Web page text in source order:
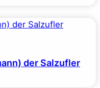
der Salzufler